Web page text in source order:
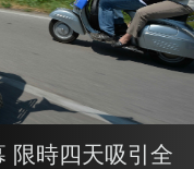
限時四天吸引全